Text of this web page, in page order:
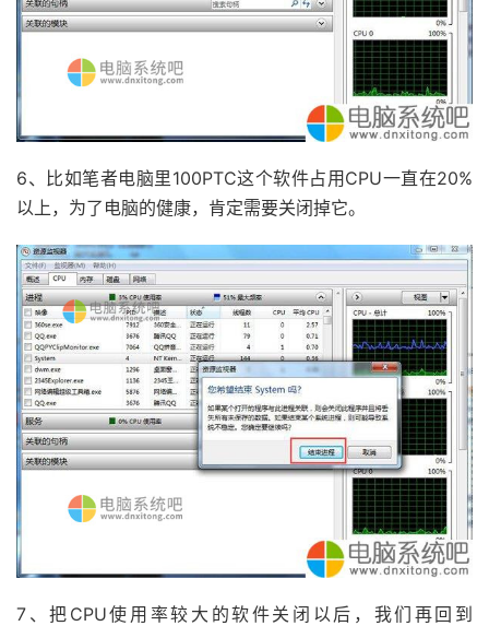
6、比如笔者电脑里100PTC这个软件占用CPU一直在20%
以上，为了电脑的健康，肯定需要关闭掉它。
7、把CPU使用率较大的软件关闭以后，我们再回到